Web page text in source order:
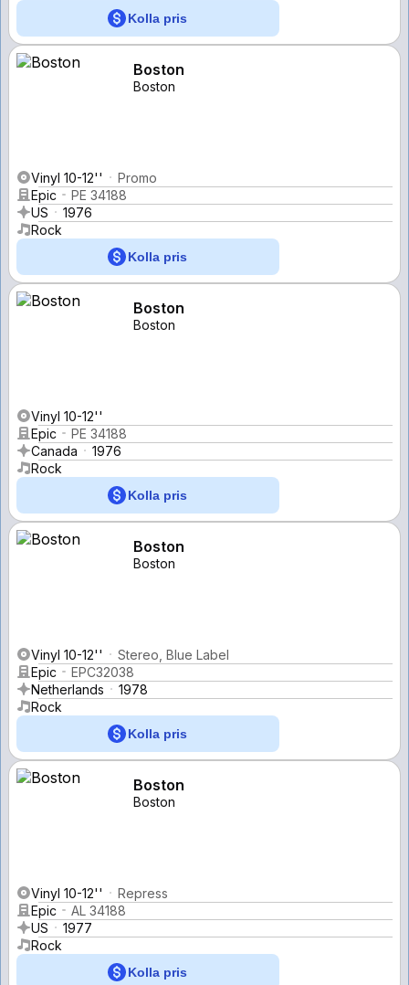
Kolla pris
Boston
Boston
Vinyl 10-12''
Promo
Epic
PE 34188
US
1976
Rock
Kolla pris
Boston
Boston
Vinyl 10-12''
Epic
PE 34188
Canada
1976
Rock
Kolla pris
Boston
Boston
Vinyl 10-12''
Stereo, Blue Label
Epic
EPC32038
Netherlands
1978
Rock
Kolla pris
Boston
Boston
Vinyl 10-12''
Repress
Epic
AL 34188
US
1977
Rock
Kolla pris